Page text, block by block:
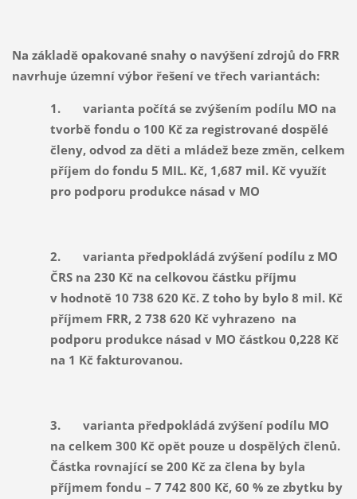
Na základě opakované snahy o navýšení zdrojů do FRR
navrhuje územní výbor řešení ve třech variantách:
1. varianta počítá se zvýšením podílu MO na
tvorbě fondu o 100 Kč za registrované dospělé
členy, odvod za děti a mládež beze změn, celkem
příjem do fondu 5 MIL. Kč, 1,687 mil. Kč využít
pro podporu produkce násad v MO
2. varianta předpokládá zvýšení podílu z MO
ČRS na 230 Kč na celkovou částku příjmu
v hodnotě 10 738 620 Kč. Z toho by bylo 8 mil. Kč
příjmem FRR, 2 738 620 Kč vyhrazeno na
podporu produkce násad v MO částkou 0,228 Kč
na 1 Kč fakturovanou.
3. varianta předpokládá zvýšení podílu MO
na celkem 300 Kč opět pouze u dospělých členů.
Částka rovnající se 200 Kč za člena by byla
příjmem fondu – 7 742 800 Kč, 60 % ze zbytku by